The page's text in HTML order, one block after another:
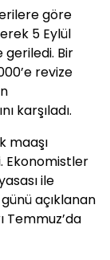
göre
5 Eylül
geriledi. Bir
revize
karşıladı.
maaşı
Ekonomistler
ile
açıklanan
Temmuz’da